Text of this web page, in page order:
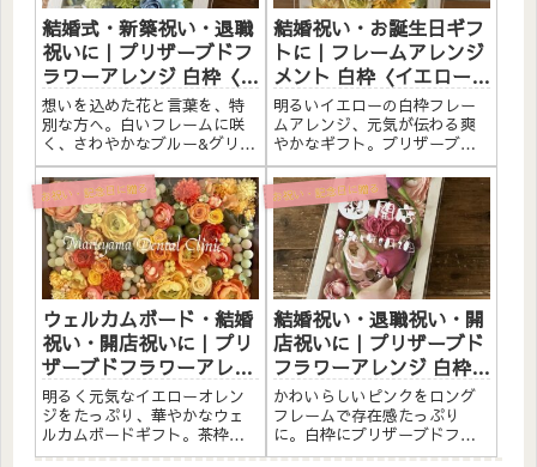
結婚式・新築祝い・退職
祝いに｜プリザーブドフ
ラワーアレンジ 白枠〈ブ
ルー緑白〉白文字入れ
想いを込めた花と言葉を、特
別な方へ。白いフレームに咲
く、さわやかなブルー&グリー
ン。白いウッドフレームにプ
リザーブドフラワーと造花・
ドライフラワーを丁寧に詰め
込みました。白・ブルー・グ
リーンの爽やかな色合いが、
大切な方への贈り物にぴった
りで...
結婚祝い・お誕生日ギフ
トに｜フレームアレンジ
メント 白枠〈イエロー〉
文字入れ
明るいイエローの白枠フレー
ムアレンジ、元気が伝わる爽
やかなギフト。プリザーブド
フラワーと素材をたっぷりア
レンジしました。アクリルプ
レートへのメッセージ入れ無
料。こんな方へ結婚祝い・記
念日ギフトにお誕生日プレゼ
ントに開店祝い・サロンオー
プン祝...
お祝い・記念日に贈る
ウェルカムボード・結婚
祝い・開店祝いに｜プリ
ザーブドフラワーアレン
ジ 茶枠〈イエローオレン
ジ〉文字入れ
明るく元気なイエローオレン
ジをたっぷり、華やかなウェ
ルカムボードギフト。茶枠に
プリザーブドフラワーと造花
お祝い・記念日に贈る
結婚祝い・退職祝い・開
店祝いに｜プリザーブド
フラワーアレンジ 白枠ロ
ング〈ピンク〉文字入れ
かわいらしいピンクをロング
フレームで存在感たっぷり
に。白枠にプリザーブドフラ
ワーと造花をたっぷりアレン